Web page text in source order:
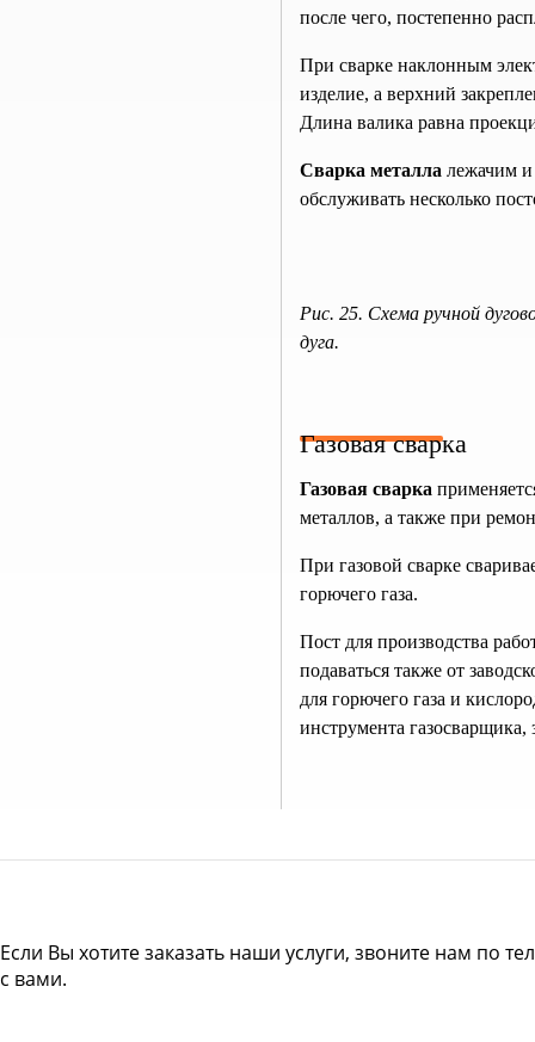
после чего, постепенно
При сварке наклонным
изделие, а верхний
Длина валика равна
Сварка металла лежачим
обслуживать несколько
Рис. 25. Схема ручной
дуга.
Газовая сварка
Газовая сварка
металлов, а также при
При газовой сварке
горючего газа.
Пост для производства
подаваться также от
для горючего газа и
инструмента
Если Вы хотите заказать наши услуги, звоните нам по
с вами.